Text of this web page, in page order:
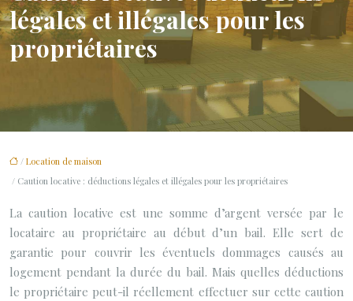
légales et illégales pour les
propriétaires
/ Location de maison
/ Caution locative : déductions légales et illégales pour les propriétaires
La caution locative est une somme d’argent versée par le
locataire au propriétaire au début d’un bail. Elle sert de
garantie pour couvrir les éventuels dommages causés au
logement pendant la durée du bail. Mais quelles déductions
le propriétaire peut-il réellement effectuer sur cette caution